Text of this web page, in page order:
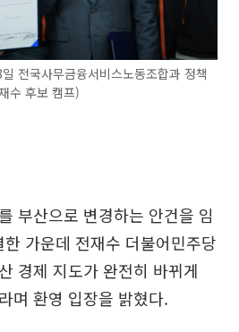
전국사무금융서비스노동조합과 정책
수 후보 캠프)
부산으로 변경하는 안건을 임
가운데 전재수 더불어민주당
경제 지도가 완전히 바뀌게
며 환영 입장을 밝혔다.